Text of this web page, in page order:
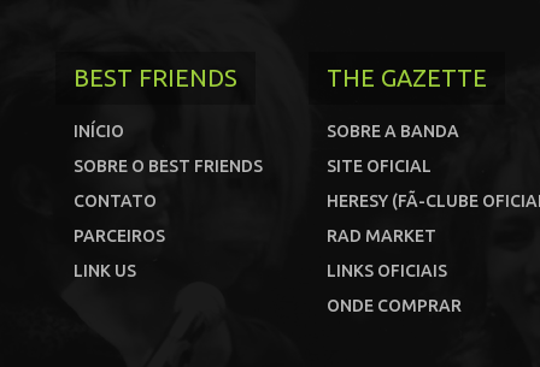
BEST FRIENDS
INÍCIO
SOBRE O BEST FRIENDS
CONTATO
PARCEIROS
LINK US
THE GAZETTE
SOBRE A BANDA
SITE OFICIAL
HERESY (FÃ-CLUBE
RAD MARKET
LINKS OFICIAIS
ONDE COMPRAR